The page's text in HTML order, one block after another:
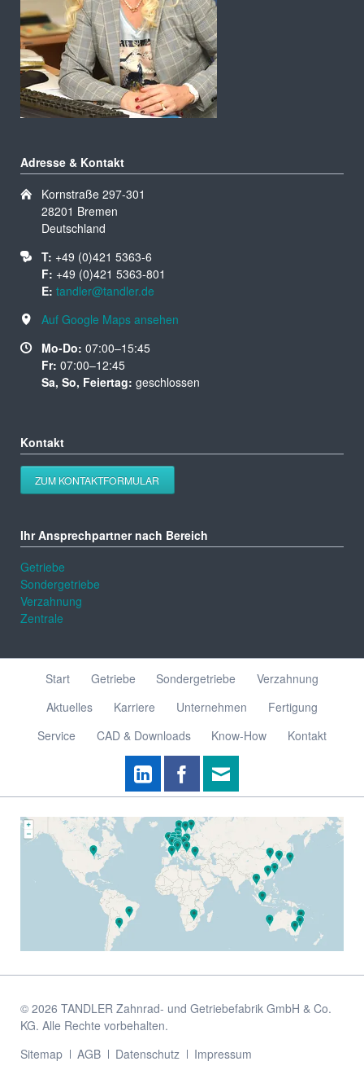
Adresse & Kontakt
Kornstraße 297-301
28201 Bremen
Deutschland
T: +49 (0)421 5363-6
F: +49 (0)421 5363-801
E: tandler@tandler.de
Auf Google Maps ansehen
Mo-Do: 07:00–15:45
Fr: 07:00–12:45
Sa, So, Feiertag: geschlossen
Kontakt
ZUM KONTAKTFORMULAR
Ihr Ansprechpartner nach Bereich
Getriebe
Sondergetriebe
Verzahnung
Zentrale
Navigation
überspringen
Start Getriebe Sondergetriebe
Verzahnung
Aktuelles
Karriere Unternehmen
Fertigung
Service
CAD & Downloads Know-How Kontakt
© 2026 TANDLER Zahnrad- und Getriebefabrik GmbH & Co.
KG. Alle Rechte vorbehalten.
Navigation
Sitemap AGB Datenschutz Impressum